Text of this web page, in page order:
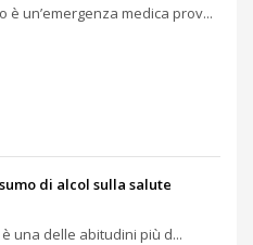
è un’emergenza medica prov...
di alcol sulla salute
una delle abitudini più d...